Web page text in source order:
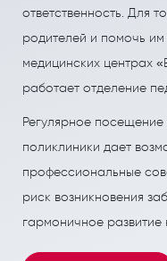
Лечебный
Терапия
Урология
ответственность. Для
родителей и помочь
медицинских центрах
работает отделение
Регулярное
поликлиники дает
профессиональные
риск возникновения
гармоничное развитие